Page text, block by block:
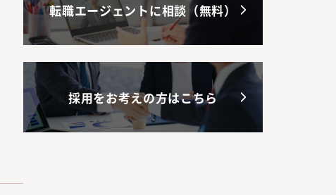
転職エージェントに相談（無料）
採用をお考えの方はこちら